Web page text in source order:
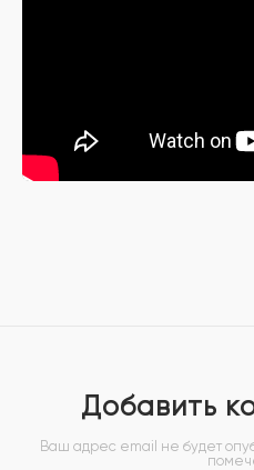
Добавить
Ваш адрес email не будет